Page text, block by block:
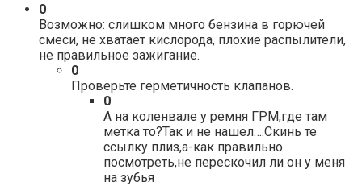
0
Возможно: слишком много бензина в горючей
смеси, не хватает кислорода, плохие распылители,
не правильное зажигание.
0
Проверьте герметичность клапанов.
0
А на коленвале у ремня ГРМ,где там
метка то?Так и не нашел….Скинь те
ссылку плиз,а-как правильно
посмотреть,не перескочил ли он у меня
на зубья